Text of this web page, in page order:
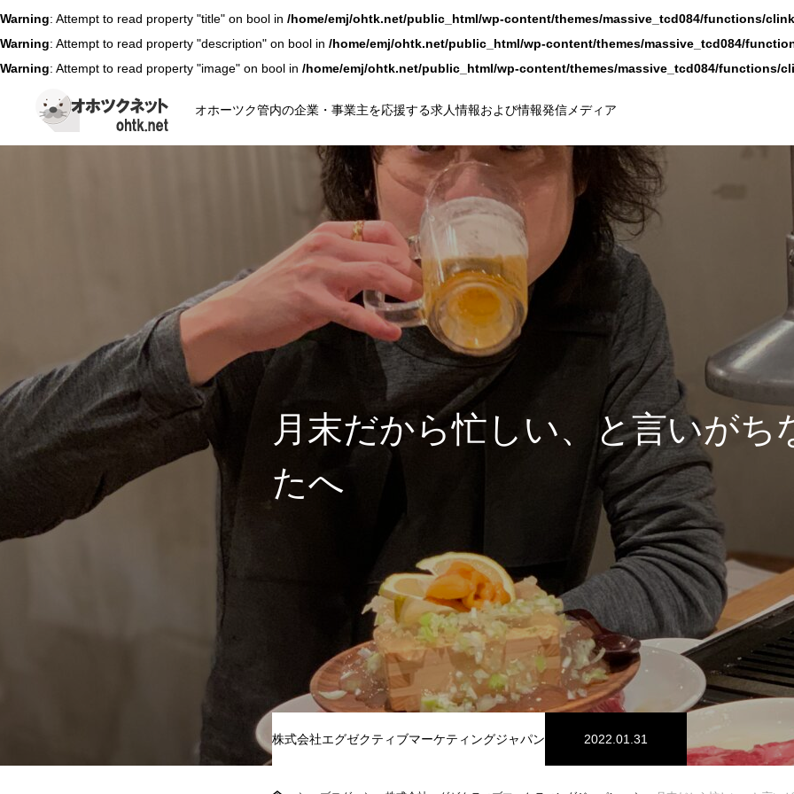
Warning: Attempt to read property "title" on bool in /home/emj/ohtk.net/public_html/wp-content/themes/massive_tcd084/functions/
Warning: Attempt to read property "description" on bool in /home/emj/ohtk.net/public_html/wp-content/themes/massive_tcd084/
Warning: Attempt to read property "image" on bool in /home/emj/ohtk.net/public_html/wp-content/themes/massive_tcd084/functions/
オホーツク管内の企業・事業主を応援する求人情報および情報発信メディア
月末だから忙しい、と言いがち
たへ
株式会社エグゼクティブマーケティングジャパン 2022.01.31